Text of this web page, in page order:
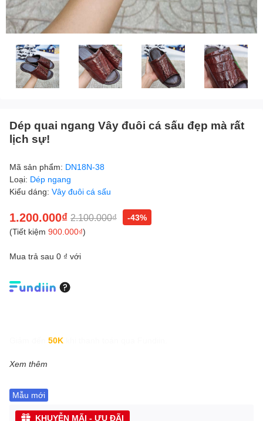
Dép quai ngang Vây đuôi cá sấu đẹp mà rất
lịch sự!
Mã sản phẩm: DN18N-38
Loại: Dép ngang
Kiểu dáng: Vây đuôi cá sấu
1.200.000₫ 2.100.000₫
-43%
(Tiết kiệm 900.000₫)
Mua trả sau 0 ₫ với
50K
Xem thêm
Mẫu mới
KHUYỄN MÃI - ƯU ĐÃI